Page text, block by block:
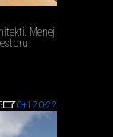
Menej
0+120-22